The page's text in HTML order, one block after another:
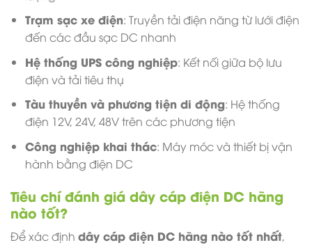
Trạm sạc xe điện: Truyền tải điện năng từ lưới điện
đến các đầu sạc DC nhanh
Hệ thống UPS công nghiệp: Kết nối giữa bộ lưu
điện và tải tiêu thụ
Tàu thuyền và phương tiện di động: Hệ thống
điện 12V, 24V, 48V trên các phương tiện
Công nghiệp khai thác: Máy móc và thiết bị vận
hành bằng điện DC
Tiêu chí đánh giá dây cáp điện DC hãng
nào tốt?
Để xác định dây cáp điện DC hãng nào tốt nhất,